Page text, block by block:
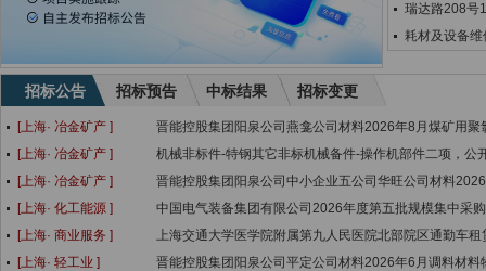
瑞达路208号
耗材及设备
招标公告 招标预告 中标结果 招标变更
[上海· 冶金矿产 ]
晋能控股集团阳泉公司燕龛公司材料2026年8月煤矿用聚
[上海· 冶金矿产 ]
机械非标件-特钢其它非标机械备件-操作机部件二项，公
[上海· 冶金矿产 ]
晋能控股集团阳泉公司中小企业五公司华旺公司材料
[上海· 化工能源 ]
中国电气装备集团有限公司2026年度第五批规模集中采
[上海· 商业服务 ]
上海交通大学医学院附属第九人民医院北部院区通勤车租
[上海· 轻工业 ]
晋能控股集团阳泉公司平定公司材料2026年6月调料材料